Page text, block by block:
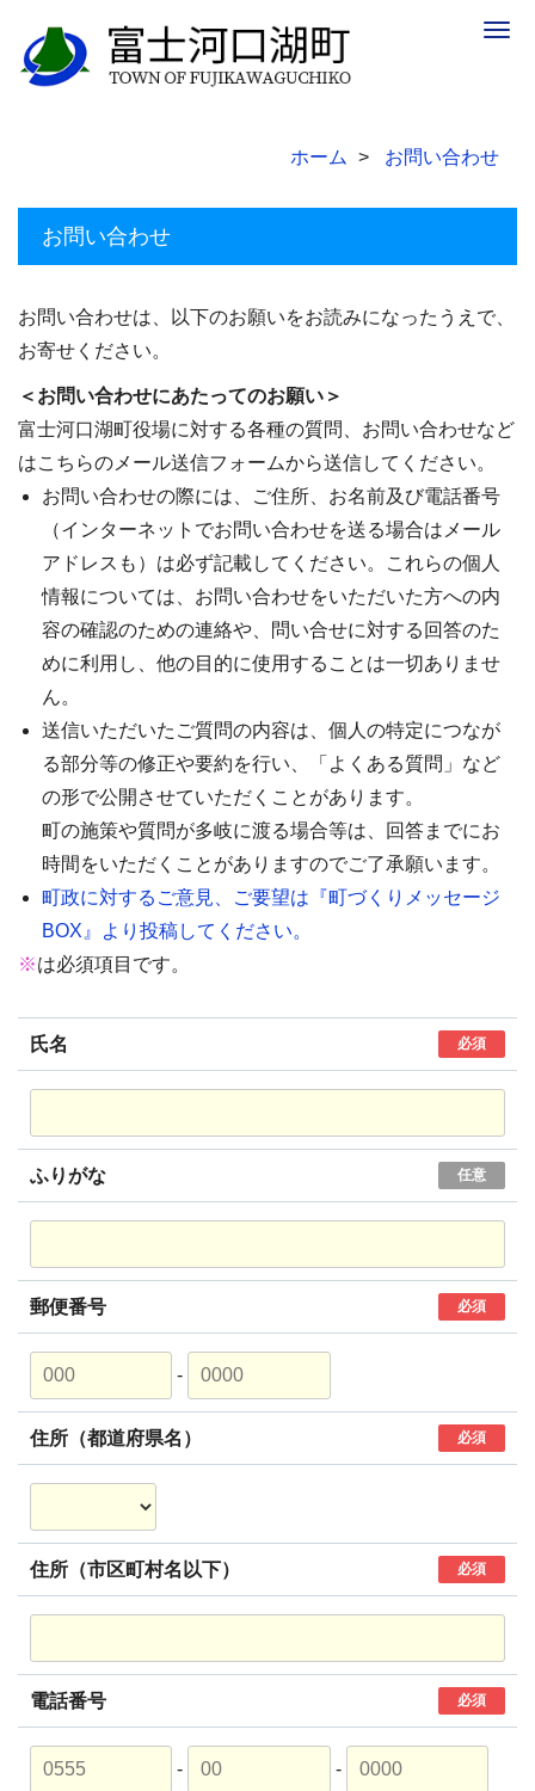
ホーム お問い合わせ
お問い合わせ
お問い合わせは、以下のお願いをお読みになったうえで、
お寄せください。
＜お問い合わせにあたってのお願い＞
富士河口湖町役場に対する各種の質問、お問い合わせなど
はこちらのメール送信フォームから送信してください。
お問い合わせの際には、ご住所、お名前及び電話番号
（インターネットでお問い合わせを送る場合はメール
アドレスも）は必ず記載してください。これらの個人
情報については、お問い合わせをいただいた方への内
容の確認のための連絡や、問い合せに対する回答のた
めに利用し、他の目的に使用することは一切ありませ
ん。
送信いただいたご質問の内容は、個人の特定につなが
る部分等の修正や要約を行い、「よくある質問」など
の形で公開させていただくことがあります。
町の施策や質問が多岐に渡る場合等は、回答までにお
時間をいただくことがありますのでご了承願います。
町政に対するご意見、ご要望は『町づくりメッセージ
BOX』より投稿してください。
※は必須項目です。
氏名 必須
ふりがな 任意
郵便番号 必須
-
住所（都道府県名） 必須
住所（市区町村名以下） 必須
電話番号 必須
- -